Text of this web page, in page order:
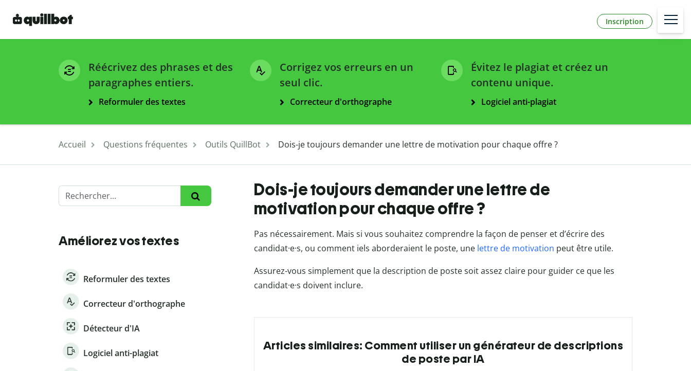
Inscription
Réécrivez des phrases et des
paragraphes entiers.
Reformuler des textes
Corrigez vos erreurs en un
seul clic.
Correcteur d'orthographe
Évitez le plagiat et créez un
contenu unique.
Logiciel anti-plagiat
Accueil Questions fréquentes Outils QuillBot Dois-je toujours demander une lettre de motivation pour chaque offre ?
Améliorez vos textes
Reformuler des textes
Correcteur d'orthographe
Détecteur d'IA
Logiciel anti-plagiat
Dois-je toujours demander une lettre de
motivation pour chaque offre ?
Pas nécessairement. Mais si vous souhaitez comprendre la façon de penser et d’écrire des
candidat·e·s, ou comment iels aborderaient le poste, une lettre de motivation peut être utile.
Assurez-vous simplement que la description de poste soit assez claire pour guider ce que les
candidat·e·s doivent inclure.
Articles similaires: Comment utiliser un générateur de descriptions
de poste par IA